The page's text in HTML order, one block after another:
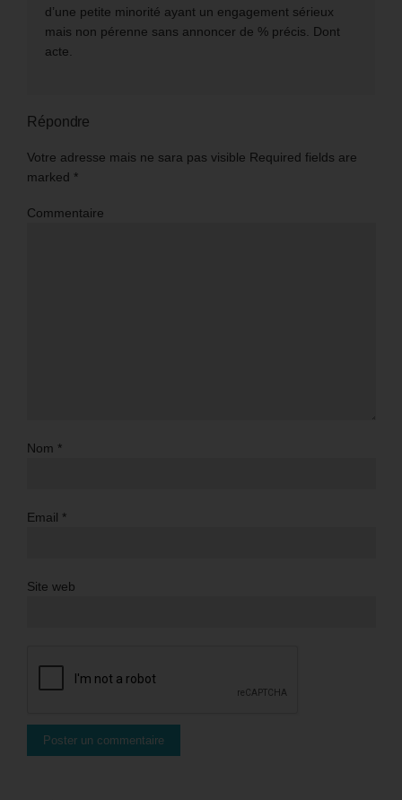
d’une petite minorité ayant un engagement sérieux
mais non pérenne sans annoncer de % précis. Dont
acte.
Répondre
Votre adresse mais ne sara pas visible Required fields are
marked *
Commentaire
Nom *
Email *
Site web